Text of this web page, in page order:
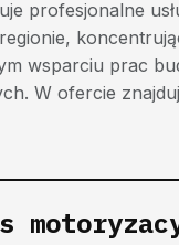
profesjonalne
wsparciu prac
W ofercie